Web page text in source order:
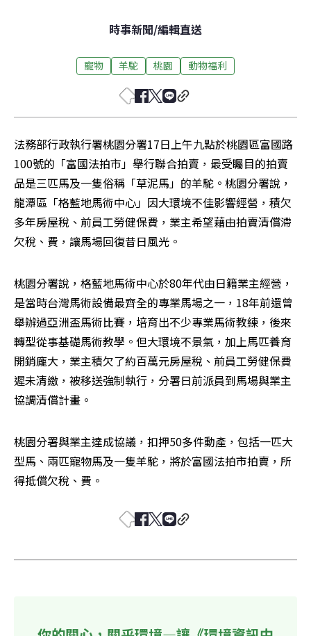
時事新聞/編輯直送
寵物 羊駝 桃園 動物福利
法務部行政執行署桃園分署17日上午九點於桃園區富國路
100號的「富國法拍市」舉行聯合拍賣，最受矚目的拍賣
品是三匹馬及一隻俗稱「草泥馬」的羊駝。桃園分署說，
龍潭區「格藍地馬術中心」因大環境不佳影響經營，積欠
多年房屋稅、前員工勞健保費，業主希望藉由拍賣清償滯
欠稅、費，讓馬場回復昔日風光。
桃園分署說，格藍地馬術中心於80年代由日籍業主經營，
是當時台灣馬術設備最齊全的專業馬場之一，18年前還曾
舉辦過亞洲盃馬術比賽，培育出不少專業馬術教練，後來
轉型從事基礎馬術教學。但大環境不景氣，加上馬匹養育
開銷龐大，業主積欠了約百萬元房屋稅、前員工勞健保費
遲未清繳，被移送強制執行，分署日前派員到馬場與業主
協調清償計畫。
桃園分署與業主達成協議，扣押50多件動產，包括一匹大
型馬、兩匹寵物馬及一隻羊駝，將於富國法拍市拍賣，所
得抵償欠稅、費。